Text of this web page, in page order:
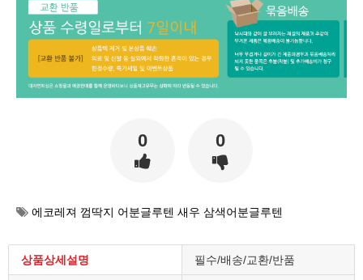
0 0
에코레져 껌딱지 어분글루텐 새우 삼색어분글루텐
상품상세설명 필수/배송/교환/반품